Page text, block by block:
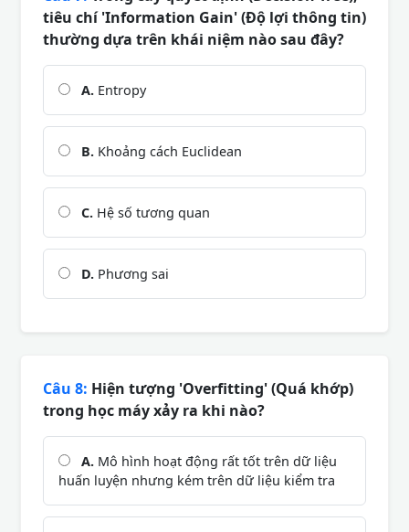
tiêu chí 'Information Gain' (Độ lợi thông tin)
thường dựa trên khái niệm nào sau đây?
A. Entropy
B. Khoảng cách Euclidean
C. Hệ số tương quan
D. Phương sai
Câu 8: Hiện tượng 'Overfitting' (Quá khớp)
trong học máy xảy ra khi nào?
A. Mô hình hoạt động rất tốt trên dữ liệu
huấn luyện nhưng kém trên dữ liệu kiểm tra